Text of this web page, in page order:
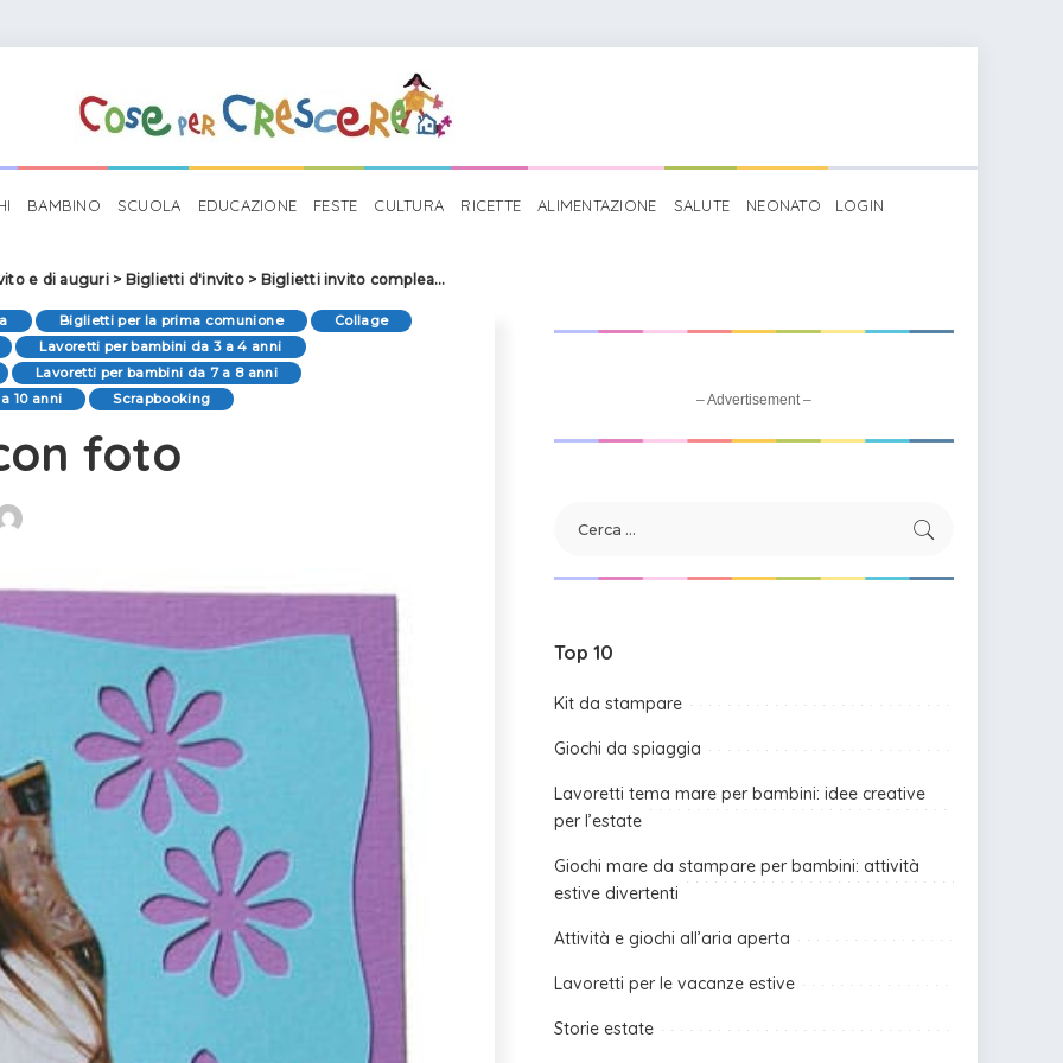
BAMBINO SCUOLA EDUCAZIONE FESTE CULTURA RICETTE ALIMENTAZIONE SALUTE NEONATO LOGIN
e di auguri> Biglietti d'invito> Biglietti invito compleanno
Biglietti per la prima comunione
Collage
Lavoretti per bambini da 3 a 4 anni
Lavoretti per bambini da 7 a 8 anni
10 anni
Scrapbooking
foto
– Advertisement –
Top 10
Kit da stampare
Giochi da spiaggia
Lavoretti tema mare per bambini: idee creative
per l’estate
Giochi mare da stampare per bambini: attività
estive divertenti
Attività e giochi all’aria aperta
Lavoretti per le vacanze estive
Storie estate